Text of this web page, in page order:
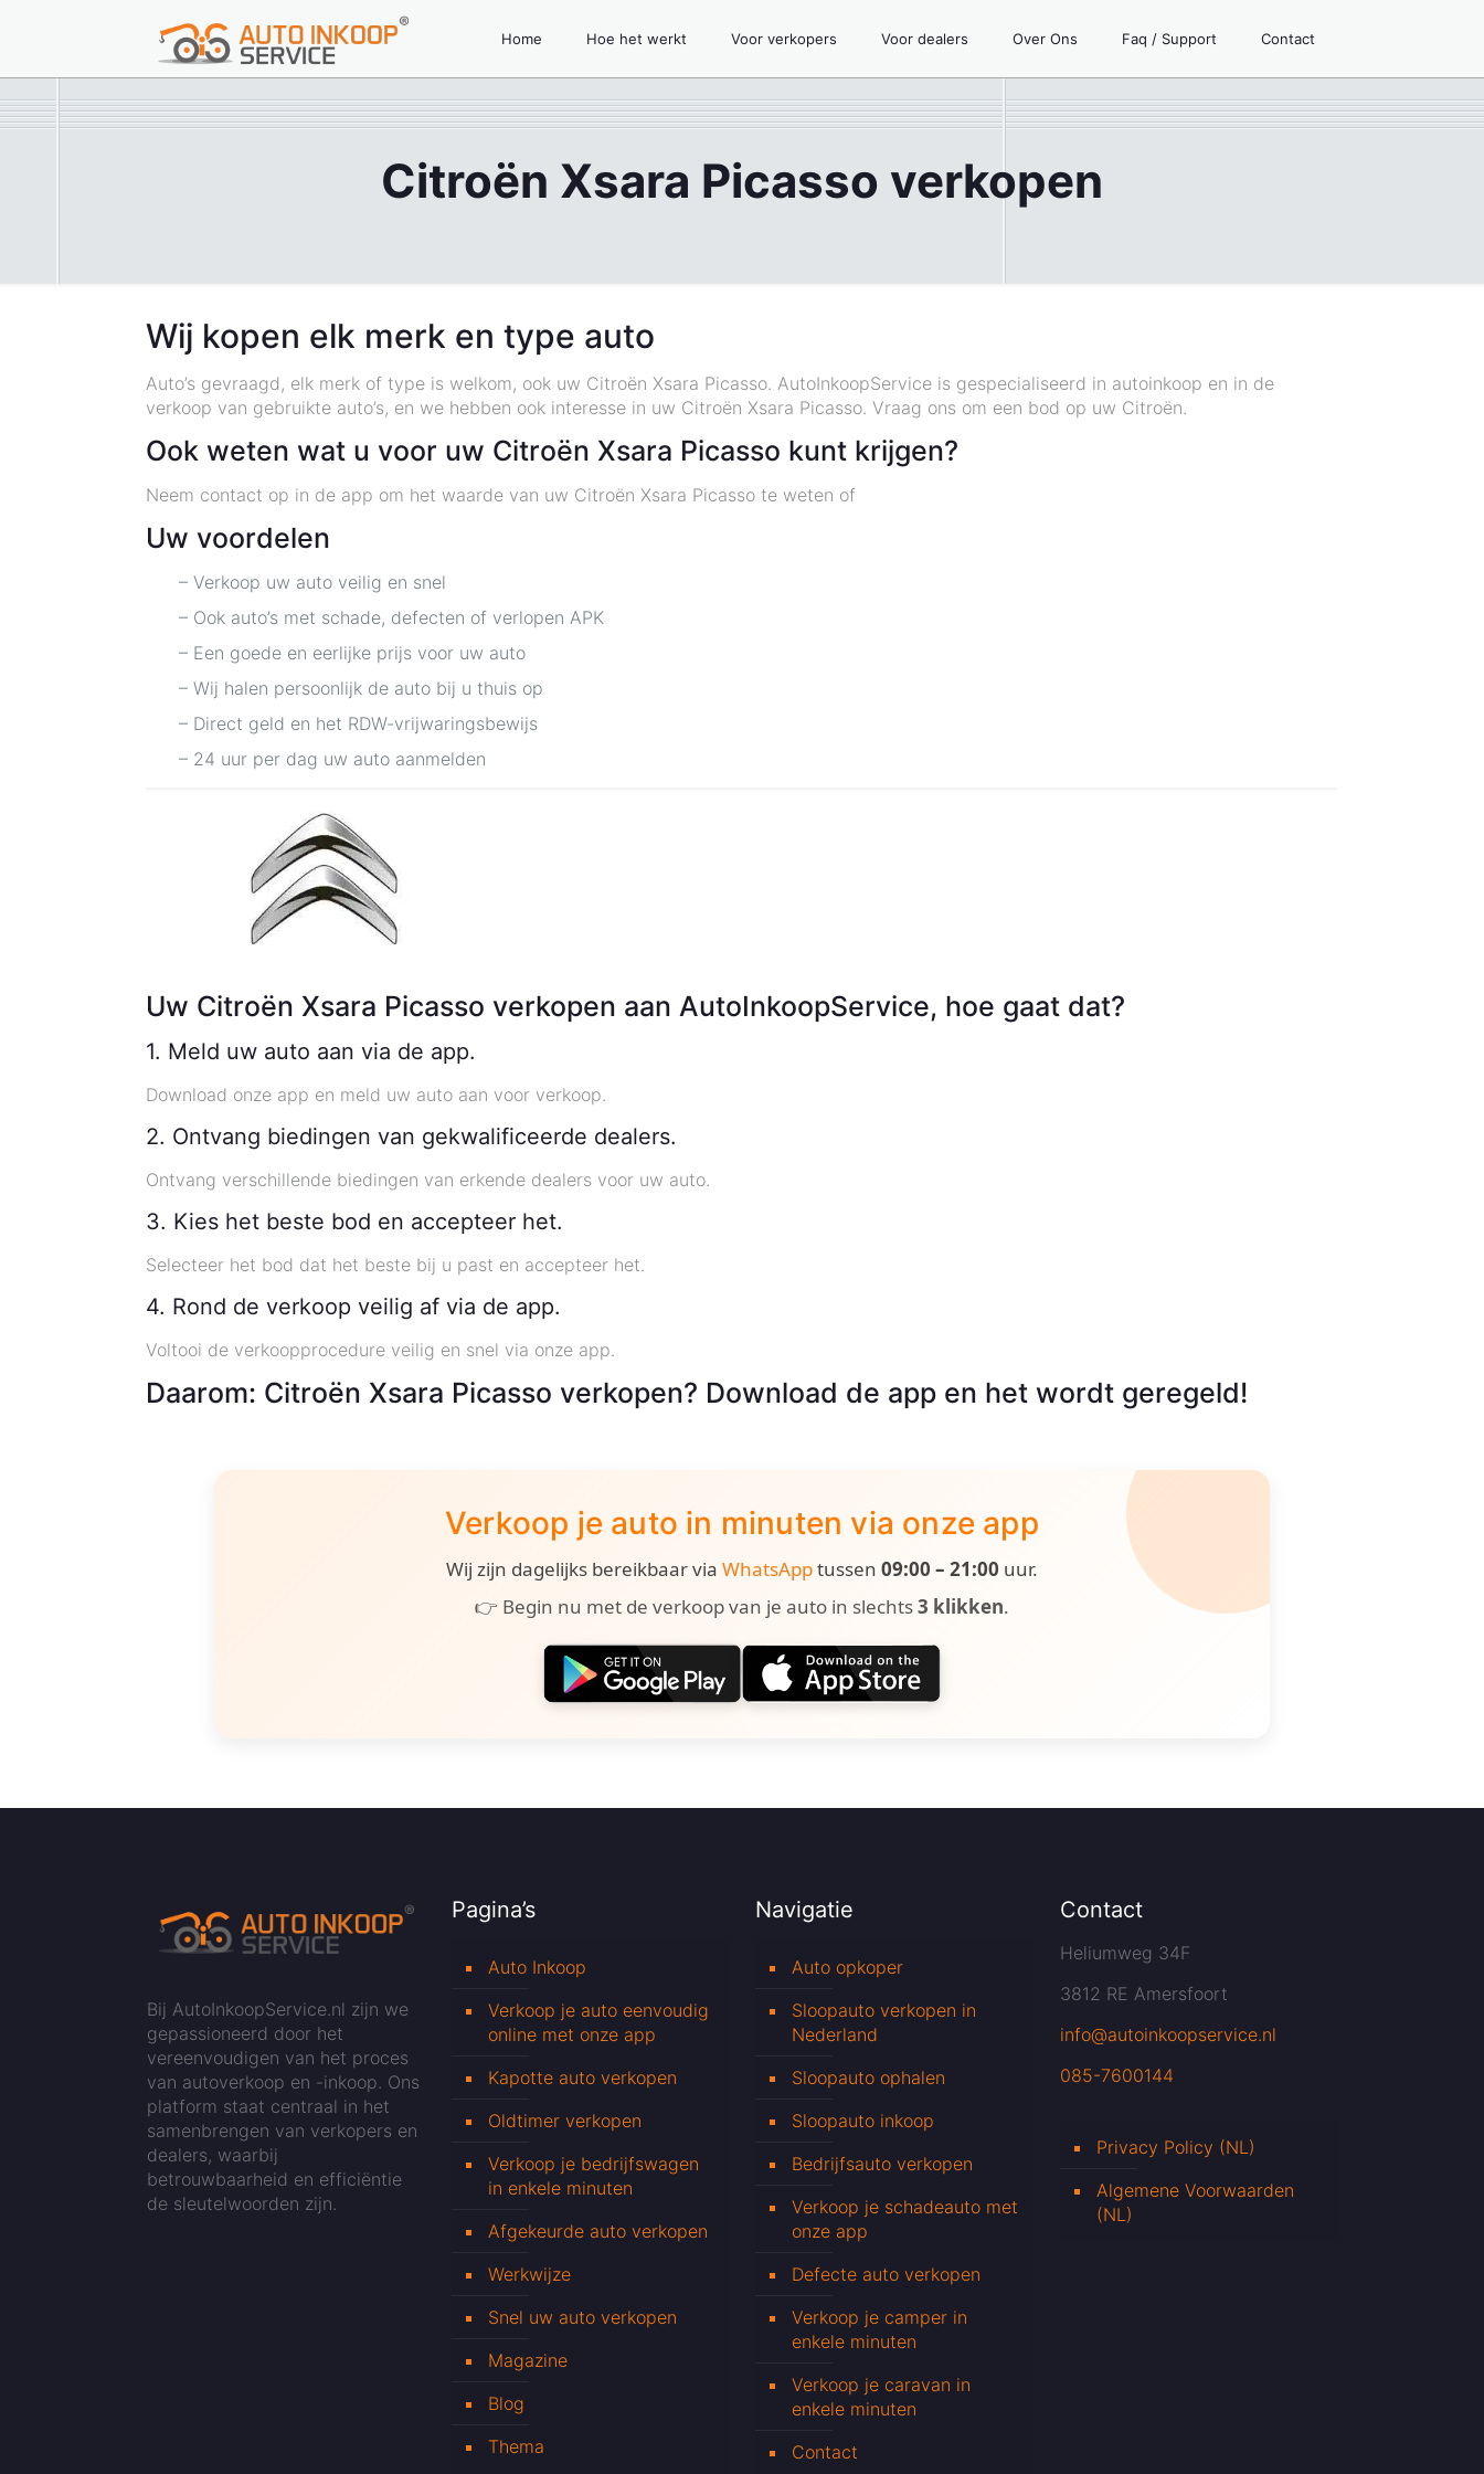
Home Hoe het werkt Voor verkopers Voor dealers Over Ons Faq / Support Contact
Citroën Xsara Picasso verkopen
Wij kopen elk merk en type auto
Auto’s gevraagd, elk merk of type is welkom, ook uw Citroën Xsara Picasso. AutoInkoopService is gespecialiseerd in autoinkoop en in de
verkoop van gebruikte auto’s, en we hebben ook interesse in uw Citroën Xsara Picasso. Vraag ons om een bod op uw Citroën.
Ook weten wat u voor uw Citroën Xsara Picasso kunt krijgen?
Neem contact op in de app om het waarde van uw Citroën Xsara Picasso te weten of
Uw voordelen
– Verkoop uw auto veilig en snel
– Ook auto’s met schade, defecten of verlopen APK
– Een goede en eerlijke prijs voor uw auto
– Wij halen persoonlijk de auto bij u thuis op
– Direct geld en het RDW-vrijwaringsbewijs
– 24 uur per dag uw auto aanmelden
Uw Citroën Xsara Picasso verkopen aan AutoInkoopService, hoe gaat dat?
1. Meld uw auto aan via de app.
Download onze app en meld uw auto aan voor verkoop.
2. Ontvang biedingen van gekwalificeerde dealers.
Ontvang verschillende biedingen van erkende dealers voor uw auto.
3. Kies het beste bod en accepteer het.
Selecteer het bod dat het beste bij u past en accepteer het.
4. Rond de verkoop veilig af via de app.
Voltooi de verkoopprocedure veilig en snel via onze app.
Daarom: Citroën Xsara Picasso verkopen? Download de app en het wordt geregeld!
Verkoop je auto in minuten via onze app
Wij zijn dagelijks bereikbaar via WhatsApptussen 09:00 – 21:00 uur.
👉 Begin nu met de verkoop van je auto in slechts3 klikken.
Bij AutoInkoopService.nl zijn we
gepassioneerd door het
vereenvoudigen van het proces
van autoverkoop en -inkoop. Ons
platform staat centraal in het
samenbrengen van verkopers en
dealers, waarbij
betrouwbaarheid en efficiëntie
de sleutelwoorden zijn.
Pagina’s
Auto Inkoop
Verkoop je auto eenvoudig
online met onze app
Kapotte auto verkopen
Oldtimer verkopen
Verkoop je bedrijfswagen
in enkele minuten
Afgekeurde auto verkopen
Werkwijze
Snel uw auto verkopen
Magazine
Blog
Thema
Navigatie
Auto opkoper
Sloopauto verkopen in
Nederland
Sloopauto ophalen
Sloopauto inkoop
Bedrijfsauto verkopen
Verkoop je schadeauto met
onze app
Defecte auto verkopen
Verkoop je camper in
enkele minuten
Verkoop je caravan in
enkele minuten
Contact
Contact
Heliumweg 34F
3812 RE Amersfoort
info@autoinkoopservice.nl
085-7600144
Privacy Policy (NL)
Algemene Voorwaarden
(NL)